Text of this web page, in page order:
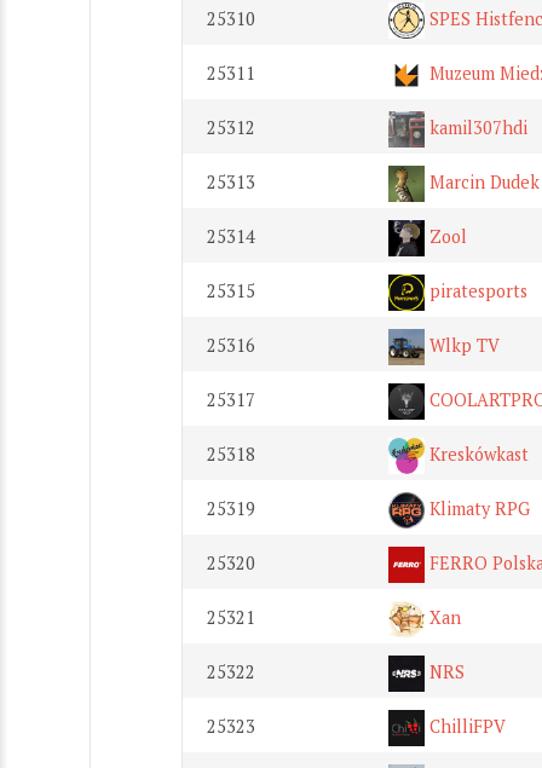
25310 SPES Histfenc
25311 Muzeum
25312 kamil307hdi
25313 Marcin Dudek
25314 Zool
25315 piratesports
25316 Wlkp TV
25317
25318 Kreskówkast
25319 Klimaty RPG
25320 FERRO
25321 Xan
25322 NRS
25323 ChilliFPV